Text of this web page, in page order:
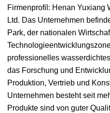
Firmenprofil: Henan Yuxiang
Ltd. Das Unternehmen
Park, der nationalen
professionelles
das Forschung und
Produktion, Vertrieb und
Unternehmen besteht seit
Produkte sind von guter